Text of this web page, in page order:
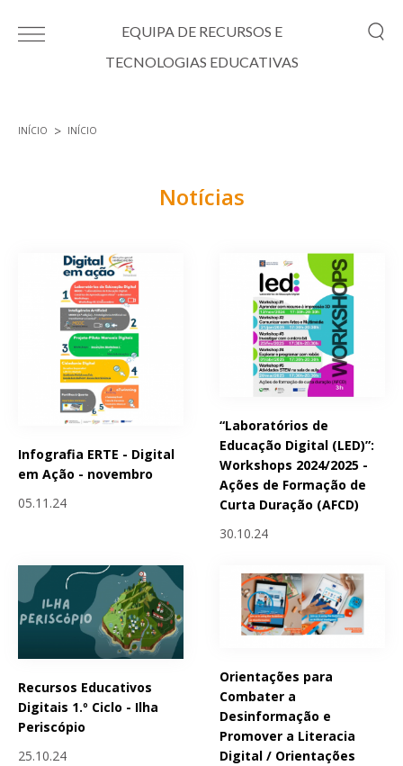
EQUIPA DE RECURSOS E
TECNOLOGIAS EDUCATIVAS
INÍCIO INÍCIO
Notícias
Infografia ERTE - Digital
em Ação - novembro
05.11.24
“Laboratórios de
Educação Digital (LED)”:
Workshops 2024/2025 -
Ações de Formação de
Curta Duração (AFCD)
30.10.24
Recursos Educativos
Digitais 1.º Ciclo - Ilha
Periscópio
25.10.24
Orientações para
Combater a
Desinformação e
Promover a Literacia
Digital / Orientações
Páginas